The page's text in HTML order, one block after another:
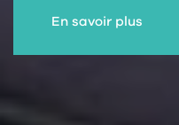
En savoir plus